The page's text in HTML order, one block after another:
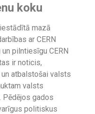
koku
mazā
ar CERN
pilntiesīgu CERN
ir noticis,
atbalstošai valsts
valsts
Pēdējos gados
politiskus